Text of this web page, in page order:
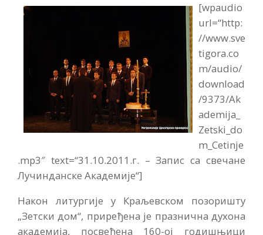
[wpaudio
url=“http:
//www.sve
tigora.co
m/audio/
download
/9373/Ak
ademija_
Zetski_do
m_Cetinje
.mp3″ text=“31.10.2011.г. – Запис са свечане
Лучинданске Академије“]
Након литургије у Краљевском позоришту
„Зетски дом“, приређена је празнична духона
академија, посвећена 160-ој годишњици